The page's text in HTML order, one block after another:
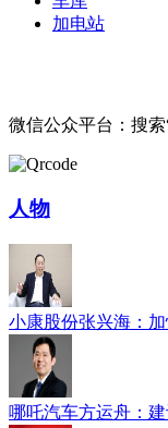
加电站
微信公众平台：搜
人物
小康股份张兴海：
哪吒汽车方运舟：